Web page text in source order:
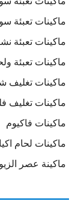
ماكينات تعبئة
ماكينات تعبئة
ماكينات تعبئة
ماكينات تغليف
ماكينات تغليف
ماكينات فاكيوم
ماكينات لحام
ماكينة عصر الزيوت موديل 811